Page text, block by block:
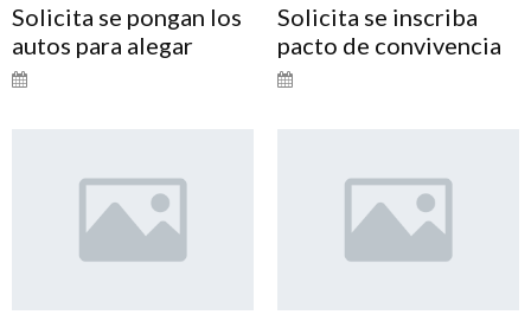
Solicita se pongan los
autos para alegar
Solicita se inscriba
pacto de convivencia